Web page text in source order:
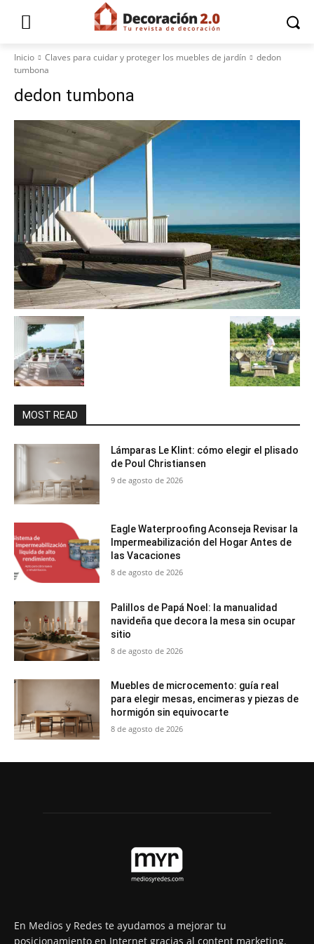
Inicio Claves para cuidar y proteger los muebles de jardín
dedon
tumbona
dedon tumbona
MOST READ
Lámparas Le Klint: cómo elegir el plisado
de Poul Christiansen
9 de agosto de 2026
Eagle Waterproofing Aconseja Revisar la
Impermeabilización del Hogar Antes de
las Vacaciones
8 de agosto de 2026
Palillos de Papá Noel: la manualidad
navideña que decora la mesa sin ocupar
sitio
8 de agosto de 2026
Muebles de microcemento: guía real
para elegir mesas, encimeras y piezas de
hormigón sin equivocarte
8 de agosto de 2026
En Medios y Redes te ayudamos a mejorar tu
posicionamiento en Internet gracias al content marketing.